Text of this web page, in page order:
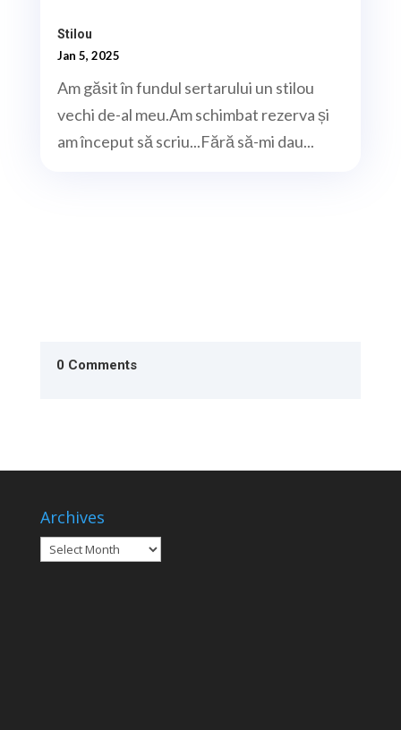
Stilou
Jan 5, 2025
Am găsit în fundul sertarului un stilou
vechi de-al meu.Am schimbat rezerva și
am început să scriu...Fără să-mi dau...
0 Comments
Archives
Archives